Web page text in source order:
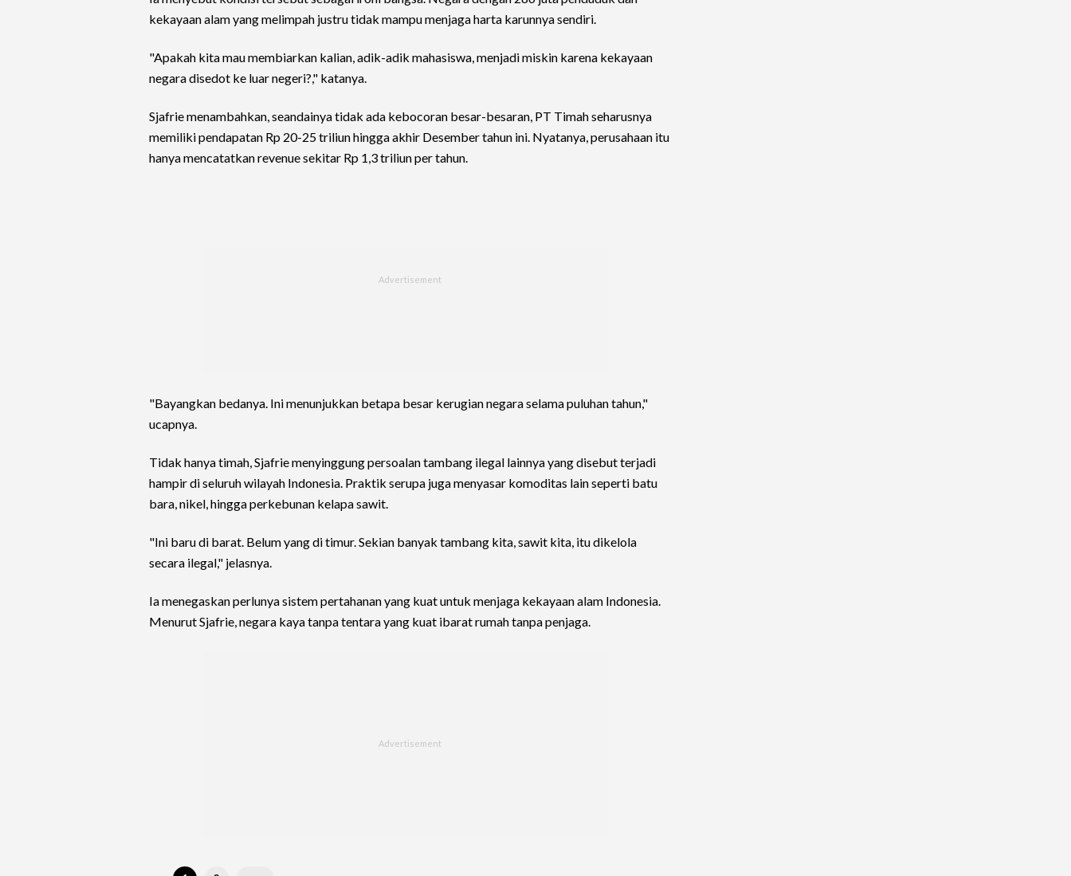
kekayaan alam yang melimpah justru tidak mampu menjaga harta karunnya sendiri.
"Apakah kita mau membiarkan kalian, adik-adik mahasiswa, menjadi miskin karena kekayaan
negara disedot ke luar negeri?," katanya.
Sjafrie menambahkan, seandainya tidak ada kebocoran besar-besaran, PT Timah seharusnya
memiliki pendapatan Rp 20-25 triliun hingga akhir Desember tahun ini. Nyatanya, perusahaan itu
hanya mencatatkan revenue sekitar Rp 1,3 triliun per tahun.
"Bayangkan bedanya. Ini menunjukkan betapa besar kerugian negara selama puluhan tahun,"
ucapnya.
Tidak hanya timah, Sjafrie menyinggung persoalan tambang ilegal lainnya yang disebut terjadi
hampir di seluruh wilayah Indonesia. Praktik serupa juga menyasar komoditas lain seperti batu
bara, nikel, hingga perkebunan kelapa sawit.
"Ini baru di barat. Belum yang di timur. Sekian banyak tambang kita, sawit kita, itu dikelola
secara ilegal," jelasnya.
Ia menegaskan perlunya sistem pertahanan yang kuat untuk menjaga kekayaan alam Indonesia.
Menurut Sjafrie, negara kaya tanpa tentara yang kuat ibarat rumah tanpa penjaga.